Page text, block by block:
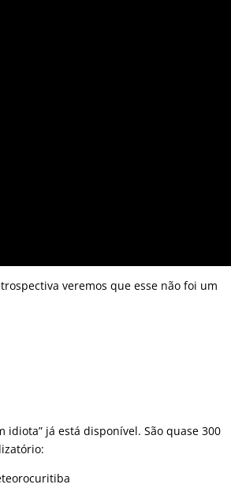
veremos que esse não foi um
já está disponível. São quase 300